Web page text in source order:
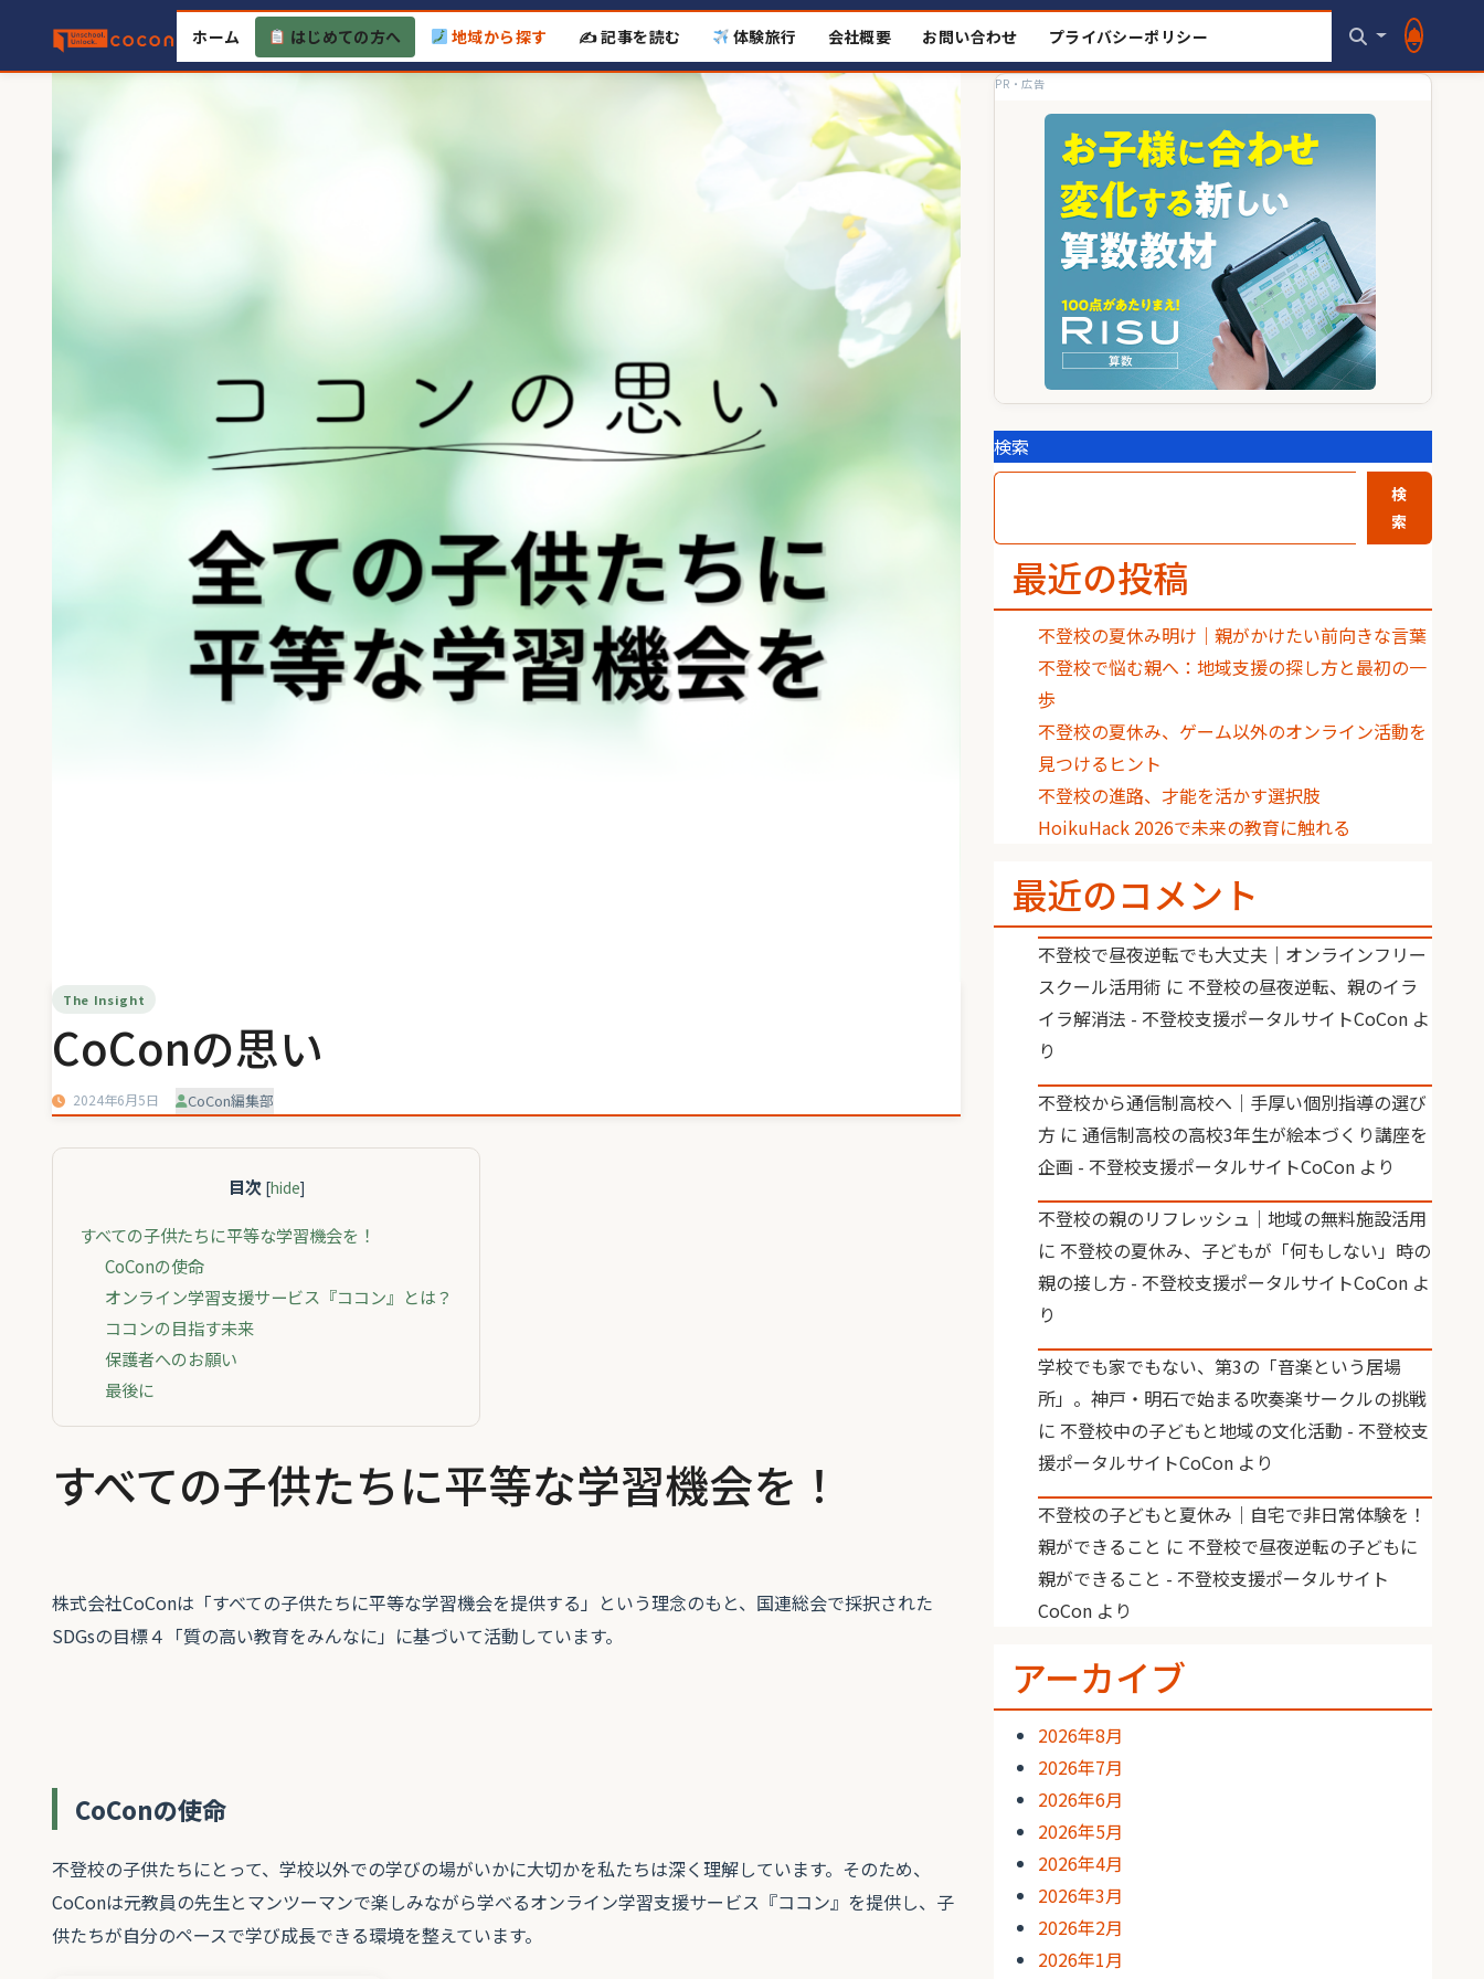
content
ホーム はじめての方へ 地域から探す ✍️ 記事を読む 体験旅行 会社概要 お問い合わせ プライバシーポリシー
The Insight
CoConの思い
2024年6月5日 CoCon編集部
目次 [hide]
すべての子供たちに平等な学習機会を！
CoConの使命
オンライン学習支援サービス『ココン』とは？
ココンの目指す未来
保護者へのお願い
最後に
すべての子供たちに平等な学習機会を！
株式会社CoConは「すべての子供たちに平等な学習機会を提供する」という理念のもと、国連総会で採択された
SDGsの目標４「質の高い教育をみんなに」に基づいて活動しています。
CoConの使命
不登校の子供たちにとって、学校以外での学びの場がいかに大切かを私たちは深く理解しています。そのため、
CoConは元教員の先生とマンツーマンで楽しみながら学べるオンライン学習支援サービス『ココン』を提供し、子
供たちが自分のペースで学び成長できる環境を整えています。
PR・広告
検索
検
索
最近の投稿
不登校の夏休み明け｜親がかけたい前向きな言葉
不登校で悩む親へ：地域支援の探し方と最初の一
歩
不登校の夏休み、ゲーム以外のオンライン活動を
見つけるヒント
不登校の進路、才能を活かす選択肢
HoikuHack 2026で未来の教育に触れる
最近のコメント
不登校で昼夜逆転でも大丈夫｜オンラインフリー
スクール活用術 に 不登校の昼夜逆転、親のイラ
イラ解消法 - 不登校支援ポータルサイトCoCon よ
り
不登校から通信制高校へ｜手厚い個別指導の選び
方 に通信制高校の高校3年生が絵本づくり講座を
企画 - 不登校支援ポータルサイトCoCon より
不登校の親のリフレッシュ｜地域の無料施設活用
に 不登校の夏休み、子どもが「何もしない」時の
親の接し方 - 不登校支援ポータルサイトCoCon よ
り
学校でも家でもない、第3の「音楽という居場
所」。神戸・明石で始まる吹奏楽サークルの挑戦
に 不登校中の子どもと地域の文化活動 - 不登校支
援ポータルサイトCoCon より
不登校の子どもと夏休み｜自宅で非日常体験を！
親ができること に 不登校で昼夜逆転の子どもに
親ができること - 不登校支援ポータルサイト
CoCon より
アーカイブ
2026年8月
2026年7月
2026年6月
2026年5月
2026年4月
2026年3月
2026年2月
2026年1月